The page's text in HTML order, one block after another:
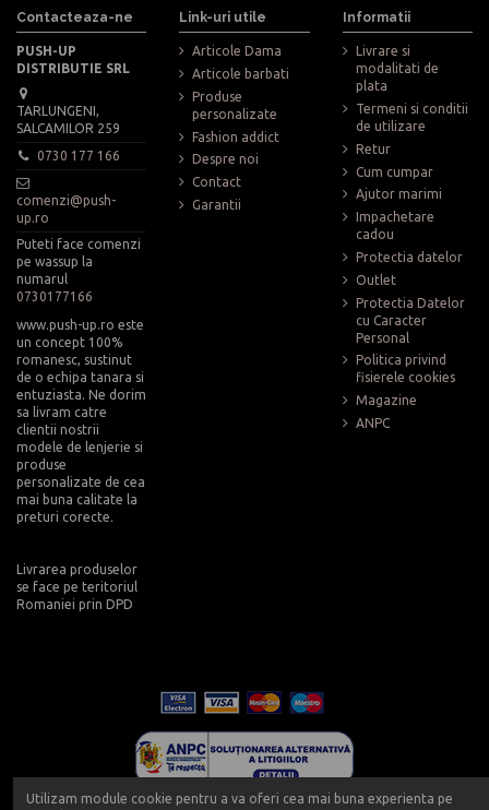
Contacteaza-ne
PUSH-UP
DISTRIBUTIE SRL
TARLUNGENI,
SALCAMILOR 259
0730 177 166
comenzi@push-
up.ro
Puteti face comenzi
pe wassup la
numarul
0730177166
www.push-up.ro este
un concept 100%
romanesc, sustinut
de o echipa tanara si
entuziasta. Ne dorim
sa livram catre
clientii nostrii
modele de lenjerie si
produse
personalizate de cea
mai buna calitate la
preturi corecte.
Livrarea produselor
se face pe teritoriul
Romaniei prin DPD
Link-uri utile
Articole Dama
Articole barbati
Produse
personalizate
Fashion addict
Despre noi
Contact
Garantii
Informatii
Livrare si
modalitati de
plata
Termeni si conditii
de utilizare
Retur
Cum cumpar
Ajutor marimi
Impachetare
cadou
Protectia datelor
Outlet
Protectia Datelor
cu Caracter
Personal
Politica privind
fisierele cookies
Magazine
ANPC
Utilizam module cookie pentru a va oferi cea mai buna experienta pe